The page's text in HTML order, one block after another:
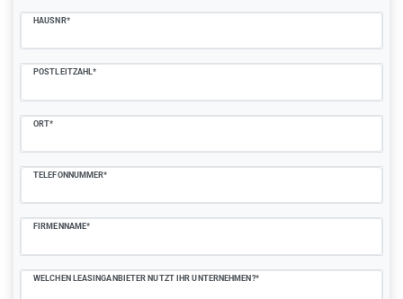
HAUSNR*
POSTLEITZAHL*
ORT*
TELEFONNUMMER*
FIRMENNAME*
WELCHEN LEASINGANBIETER NUTZT IHR UNTERNEHMEN?*